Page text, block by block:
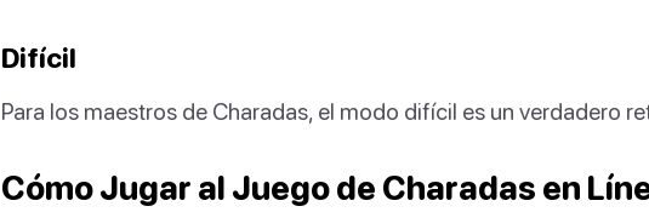
Difícil
Para los maestros de Charadas, el modo difícil es un verdadero
Cómo Jugar al Juego de Charadas en